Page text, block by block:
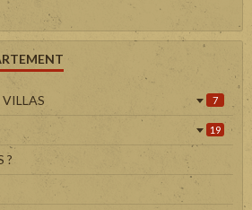
VILLAS 7
19
?